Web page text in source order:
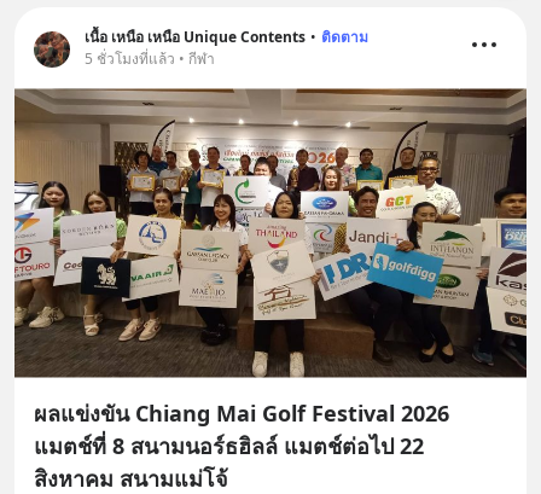
เนื้อ เหนือ เหนือ Unique Contents • ติดตาม
5 ชั่วโมงที่แล้ว • กีฬา
ผลแข่งขัน Chiang Mai Golf Festival 2026
แมตช์ที่ 8 สนามนอร์ธฮิลล์ แมตช์ต่อไป 22
สิงหาคม สนามแม่โจ้